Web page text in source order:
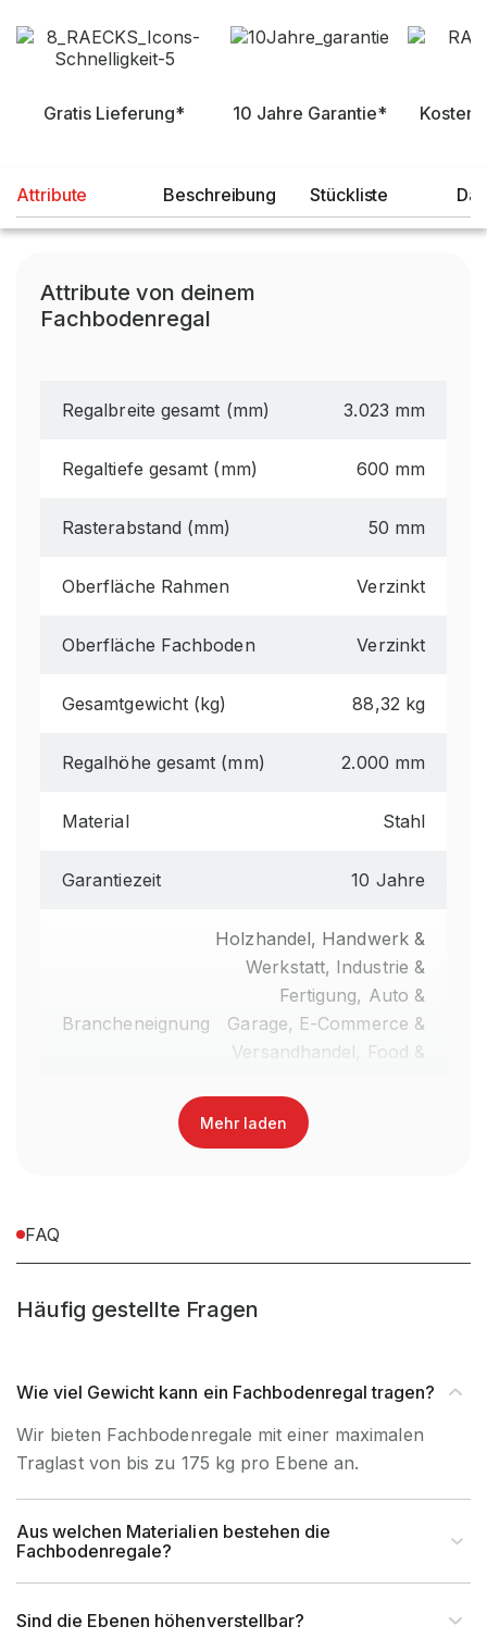
Gratis Lieferung* 10 Jahre Garantie*
Attribute Beschreibung Stückliste
Attribute von deinem
Fachbodenregal
Regalbreite gesamt (mm) 3.023 mm
Regaltiefe gesamt (mm) 600 mm
Rasterabstand (mm) 50 mm
Oberfläche Rahmen Verzinkt
Oberfläche Fachboden Verzinkt
Gesamtgewicht (kg) 88,32 kg
Regalhöhe gesamt (mm) 2.000 mm
Material Stahl
Garantiezeit 10 Jahre
Brancheneignung
Holzhandel, Handwerk &
Werkstatt, Industrie &
Fertigung, Auto &
Garage, E-Commerce &
Versandhandel, Food &
Beständigkeit
Regalsystem Stecksystem
Fachlast (kg)
Mehr laden
FAQ
Häufig gestellte Fragen
Wie viel Gewicht kann ein Fachbodenregal tragen?
Wir bieten Fachbodenregale mit einer maximalen
Traglast von bis zu 175 kg pro Ebene an.
Aus welchen Materialien bestehen die
Fachbodenregale?
Sind die Ebenen höhenverstellbar?